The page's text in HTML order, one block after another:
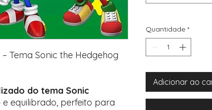
Tema Sonic the Hedgehog
do tema Sonic
equilibrado, perfeito para
Quantidade *
Adicionar ao